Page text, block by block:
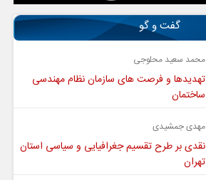
گفت و گو
محمد سعید محلوجی
تهدیدها و فرصت های سازمان نظام مهندسی
ساختمان
مهدی جمشیدی
نقدی بر طرح تقسیم جغرافیایی و سیاسی استان
تهران